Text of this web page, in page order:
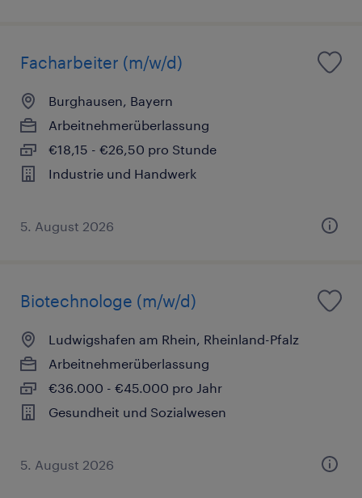
Facharbeiter (m/w/d)
Burghausen, Bayern
Arbeitnehmerüberlassung
€18,15 - €26,50 pro Stunde
Industrie und Handwerk
5. August 2026
Biotechnologe (m/w/d)
Ludwigshafen am Rhein, Rheinland-Pfalz
Arbeitnehmerüberlassung
€36.000 - €45.000 pro Jahr
Gesundheit und Sozialwesen
5. August 2026